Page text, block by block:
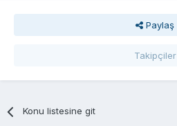
Paylaş
Takipçiler
Konu listesine git